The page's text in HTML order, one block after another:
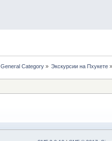
General Category» Экскурсии на Пхукете »